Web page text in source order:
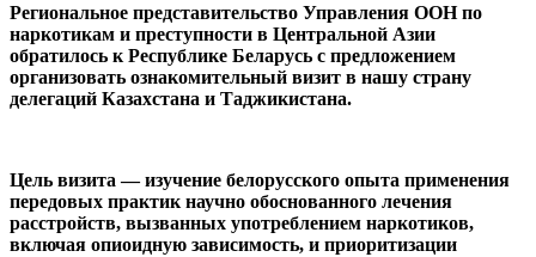
Региональное представительство Управления ООН по
наркотикам и преступности в Центральной Азии
обратилось к Республике Беларусь с предложением
организовать ознакомительный визит в нашу страну
делегаций Казахстана и Таджикистана.
Цель визита — изучение белорусского опыта применения
передовых практик научно обоснованного лечения
расстройств, вызванных употреблением наркотиков,
включая опиоидную зависимость, и приоритизации